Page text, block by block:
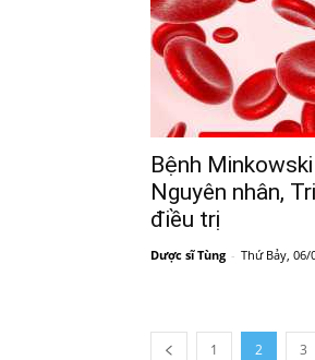
Bệnh
Nguyên nhân,
điều trị
Dược sĩ Tùng - Thứ Bảy, 06/
1 2 3